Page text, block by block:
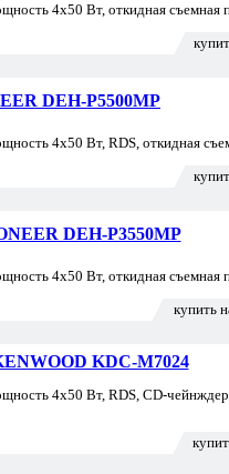
4х50 Вт, откидная съемная
DEH-P5500MP
4х50 Вт, RDS, откидная
DEH-P3550MP
4х50 Вт, откидная съемная
купить
KDC-M7024
4х50 Вт, RDS, CD-